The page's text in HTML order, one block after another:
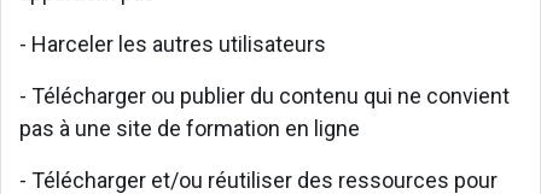
- Harceler les autres utilisateurs
- Télécharger ou publier du contenu qui ne convient
pas à une site de formation en ligne
- Télécharger et/ou réutiliser des ressources pour